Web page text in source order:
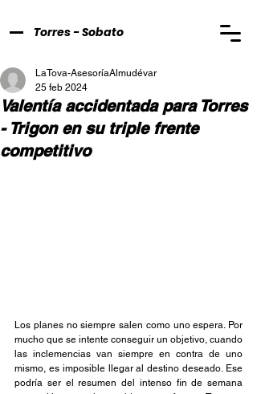
Torres - Sobato
Valentía accidentada para Torres
- Trigon en su triple frente
competitivo
LaTova-AsesoríaAlmudévar
25 feb 2024
Los planes no siempre salen como uno espera. Por
mucho que se intente conseguir un objetivo, cuando
las inclemencias van siempre en contra de uno
mismo, es imposible llegar al destino deseado. Ese
podría ser el resumen del intenso fin de semana